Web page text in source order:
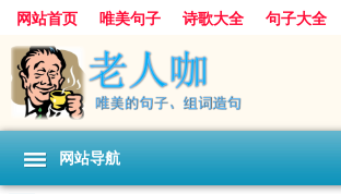
网站首页 唯美句子 诗歌大全 句子大全
人生感悟
其他美文 美文欣赏
感人故事
句子分类
网站导航